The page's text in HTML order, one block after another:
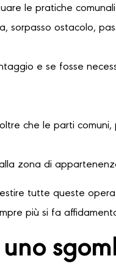
le pratiche
sorpasso ostacolo,
e se fosse
che le parti
zona di
tutte queste
più si fa